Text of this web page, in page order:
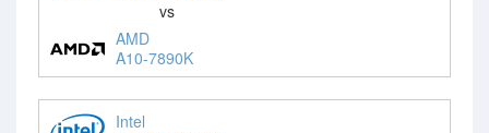
vs
AMD
A10-7890K
Intel